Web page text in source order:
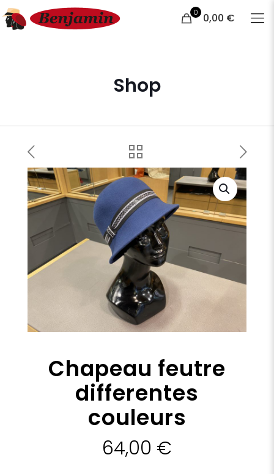
0 0,00 €
Shop
Chapeau feutre
differentes
couleurs
64,00 €